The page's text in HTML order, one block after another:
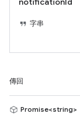
字串
傳回
Promise<string>